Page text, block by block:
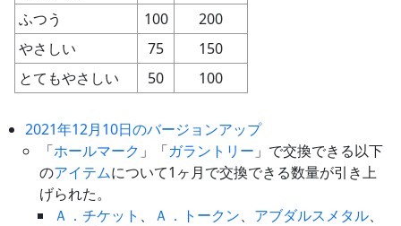
ふつう
100
200
やさしい
75
150
とてもやさしい
50 100
2021年12月10日のバージョンアップ
「ホールマーク 」「ガラントリー 」で交換できる以下
のアイテムについて1ヶ月で交換できる数量が引き上
げられた。
Ａ．チケット 、 Ａ．トークン、 アブダルスメタル、